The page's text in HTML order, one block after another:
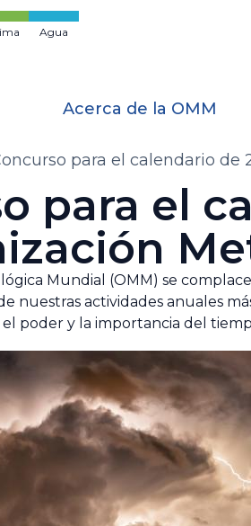
Agua
Acerca de la OMM
para el calendario de
para el
Mundial (OMM) se
nuestras actividades anuales
poder y la importancia del